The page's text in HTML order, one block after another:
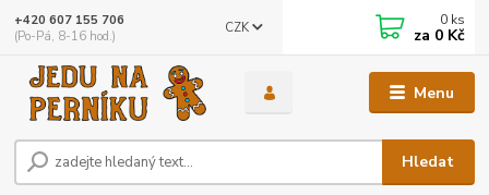
Menu
CZK
Hledat
+420 607 155 706
(Po-Pá, 8-16 hod.)
0 ks
za 0 Kč